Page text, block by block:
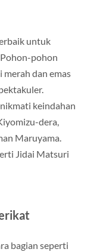
untuk
pohon
merah dan emas
keindahan
dera,
Maruyama.
Jidai Matsuri
bagian seperti